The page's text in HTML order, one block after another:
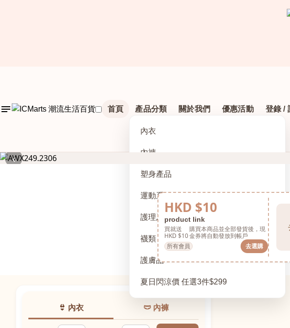
首頁 產品分類
內衣
內褲
塑身產品
運動系列
護理及配件
襪類
護膚品
夏日閃涼價 任選3件$299
關於我們 優惠活動 登錄 /
‹
HKD $10
product link
買就送
HKD $10
購買本商品並全部發貨後，現
金券將自動發放到帳戶
所有會員
去選購
👙 內衣 🩲 內褲